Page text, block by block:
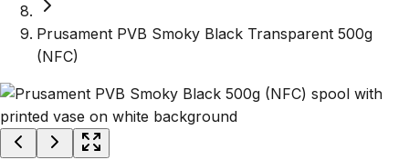
Prusament PVB Smoky Black Transparent 500g
(NFC)